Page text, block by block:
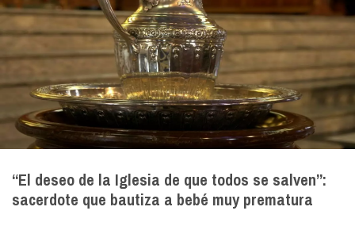
“El deseo de la Iglesia de que todos se salven”:
sacerdote que bautiza a bebé muy prematura